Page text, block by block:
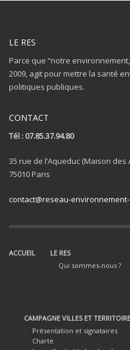
LE RES
Parce que “notre
2009, agit pour mettre la santé
politiques publiques.
CONTACT
Tél : 07.85.37.94.80
35 rue de l’Aqueduc (Maison des
75010 Paris
contact@reseau-
ACCUEIL
LE RES
Qui sommes-nous ?
CAMPAGNE VILLES ET
Présentation et signataires
Charte